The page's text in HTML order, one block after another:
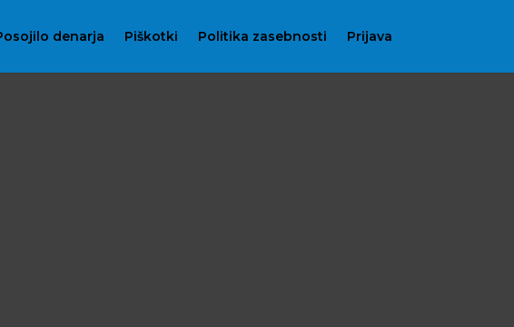
denarja Piškotki Politika zasebnosti Prijava